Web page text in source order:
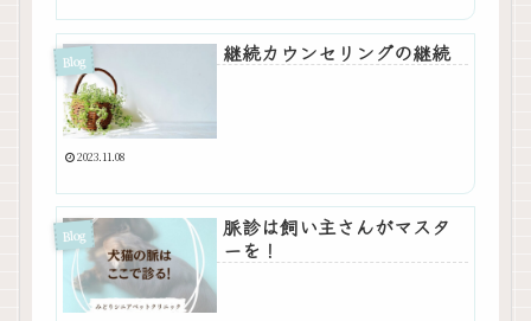
Blog 継続カウンセリングの継続
2023.11.08
Blog
脈診は飼い主さんがマスタ
ーを！